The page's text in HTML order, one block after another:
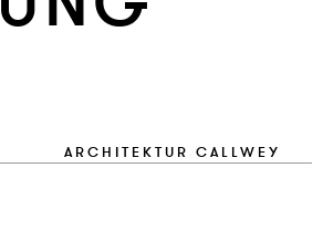
VERLAG
ARCHITEKTUR CALLWEY